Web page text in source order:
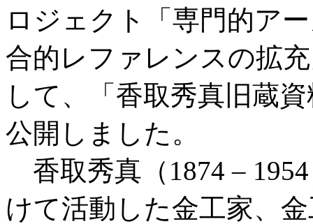
ロジェクト「専門的ア
合的レファレンスの拡
して、「香取秀真旧蔵
公開しました。
香取秀真（1874 –
けて活動した金工家、